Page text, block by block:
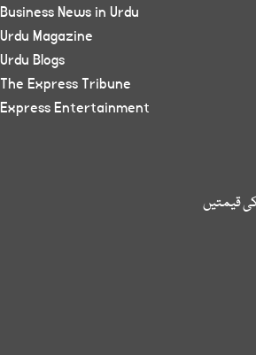
قیمتیں
Business News in Urdu
Urdu Magazine
Urdu Blogs
The Express Tribune
Express Entertainment